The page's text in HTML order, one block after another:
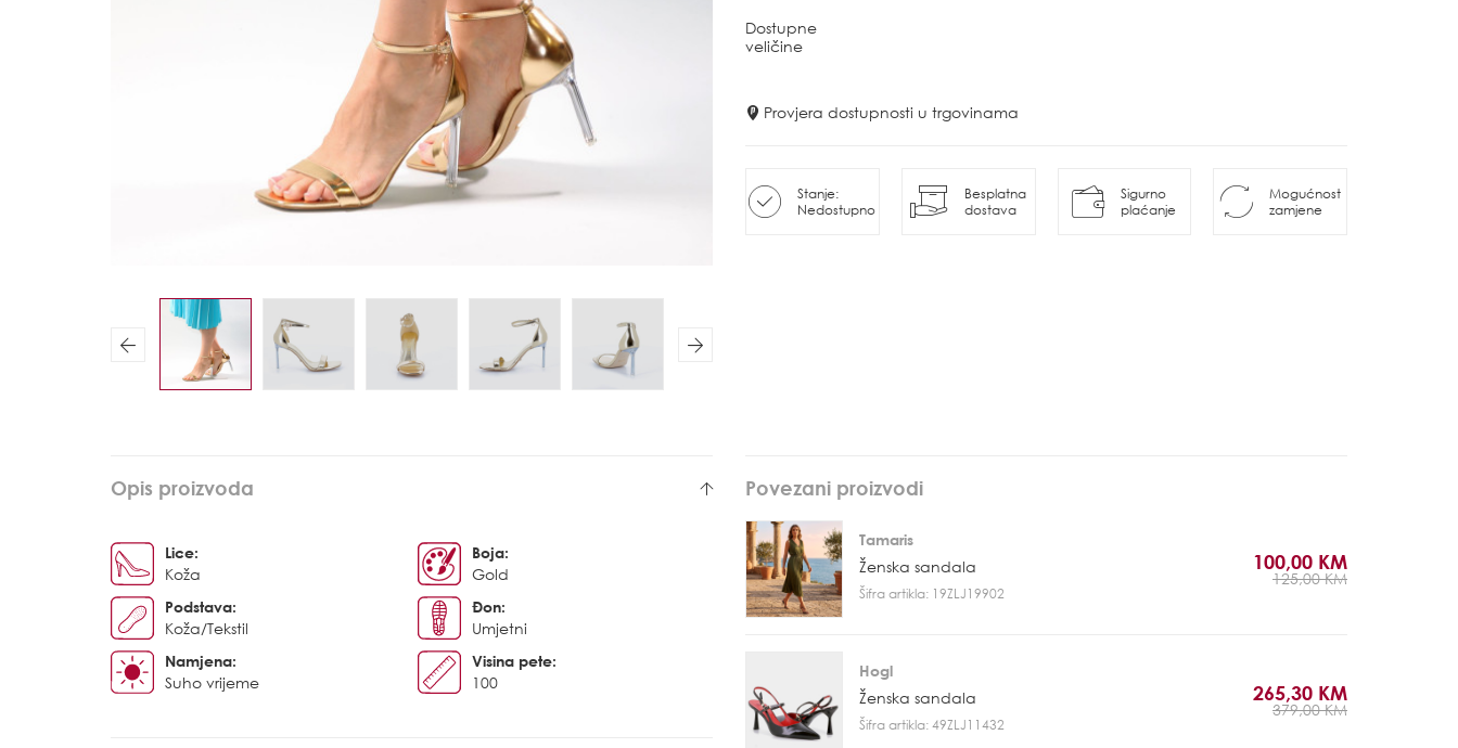
Previous Next
Dostupne
veličine
Provjera dostupnosti u trgovinama
Stanje:
Nedostupno
Besplatna
dostava
Sigurno
plaćanje
Mogućnost
zamjene
Opis proizvoda
Lice:
Koža
Boja:
Gold
Podstava:
Koža/Tekstil
Đon:
Umjetni
Namjena:
Suho vrijeme
Visina pete:
100
Povezani proizvodi
Tamaris
Ženska sandala
Šifra artikla: 19ZLJ19902
100,00 KM
125,00 KM
Hogl
Ženska sandala
Šifra artikla: 49ZLJ11432
265,30 KM
379,00 KM